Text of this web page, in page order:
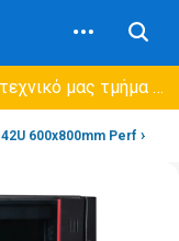
Από 3/8 έως 21/8 τo τεχνικό μας τμήμα θα εξυπηρετεί μόνο συμβόλαια συντήρησης και όχι νέες παραλαβές →
42U 600x800mm Perf